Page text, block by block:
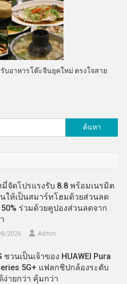
อาหารโต๊ะจีนยุคใหม่ ตรงใจสาย
สำหรับ:
มี่จัดโปรแรงรับ 8.8 พร้อมเนรมิต
ให้เป็นสมาร์ทโฮมด้วยส่วนลด
ร่วมด้วยคูปองส่วนลดจาก
2026 Admin
ชวนเป็นเจ้าของ HUAWEI Pura
5G+ แฟลกชิปกล้องระดับ
ง่ายกว่า คุ้มกว่า